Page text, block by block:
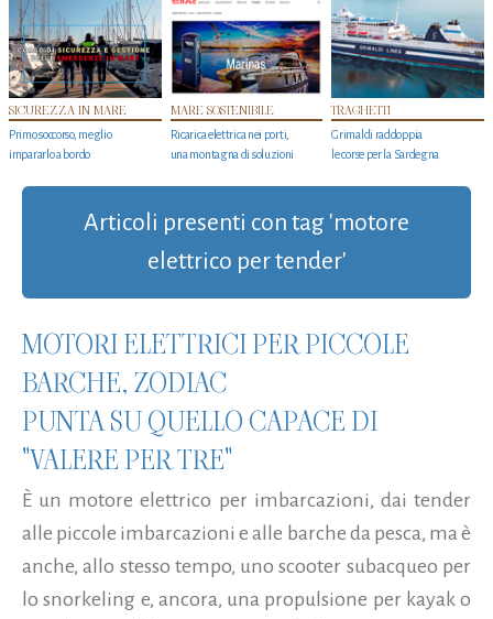
SICUREZZA IN MARE
Primo soccorso, meglio
impararlo a bordo
MARE SOSTENIBILE
Ricarica elettrica nei porti,
una montagna di soluzioni
TRAGHETTI
Grimaldi raddoppia
le corse per la Sardegna
Articoli presenti con tag 'motore
elettrico per tender'
MOTORI ELETTRICI PER PICCOLE
BARCHE, ZODIAC
PUNTA SU QUELLO CAPACE DI
"VALERE PER TRE"
È un motore elettrico per imbarcazioni, dai tender
alle piccole imbarcazioni e alle barche da pesca, ma è
anche, allo stesso tempo, uno scooter subacqueo per
lo snorkeling e, ancora, una propulsione per kayak o